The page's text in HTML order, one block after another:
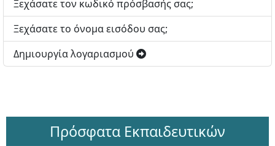
Ξεχάσατε τον κωδικό πρόσβασής σας;
Ξεχάσατε το όνομα εισόδου σας;
Δημιουργία λογαριασμού
Πρόσφατα Εκπαιδευτικών